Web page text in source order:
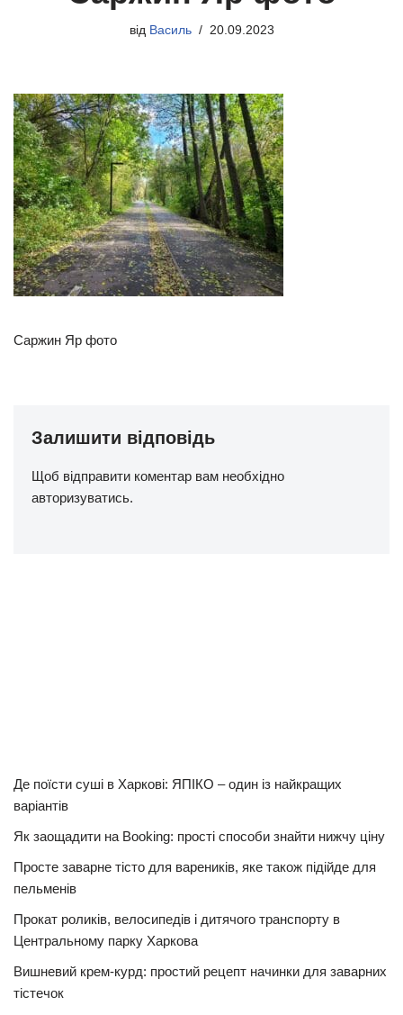
від Василь 20.09.2023
Саржин Яр фото
Залишити відповідь
Щоб відправити коментар вам необхідно
авторизуватись.
Де поїсти суші в Харкові: ЯПІКО – один із найкращих
варіантів
Як заощадити на Booking: прості способи знайти нижчу ціну
Просте заварне тісто для вареників, яке також підійде для
пельменів
Прокат роликів, велосипедів і дитячого транспорту в
Центральному парку Харкова
Вишневий крем-курд: простий рецепт начинки для заварних
тістечок